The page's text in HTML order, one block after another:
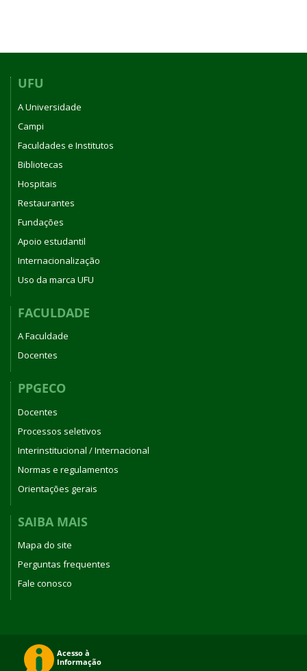
UFU
A Universidade
Campi
Faculdades e Institutos
Bibliotecas
Hospitais
Restaurantes
Fundações
Apoio estudantil
Internacionalização
Uso da marca UFU
FACULDADE
A Faculdade
Docentes
PPGECO
Docentes
Processos seletivos
Interinstitucional / Internacional
Normas e regulamentos
Orientações gerais
SAIBA MAIS
Mapa do site
Perguntas frequentes
Fale conosco